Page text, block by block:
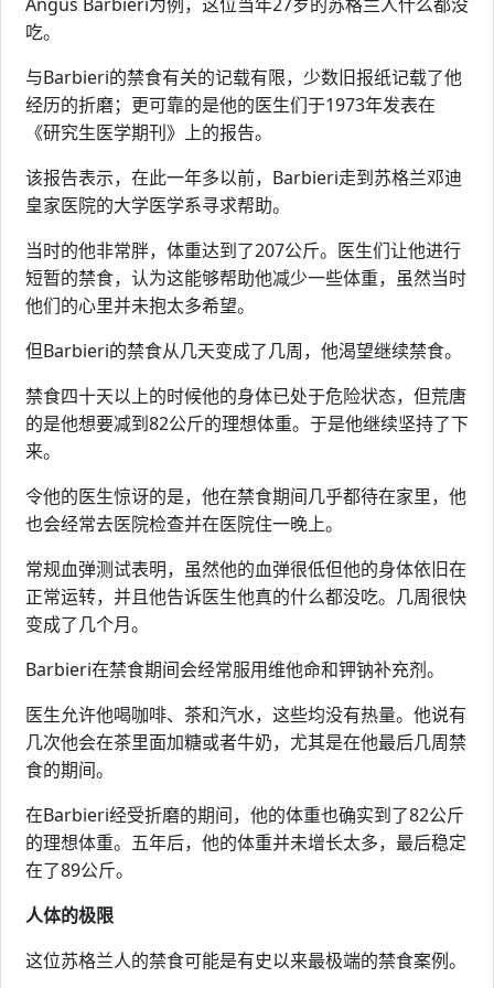
吃。
与Barbieri的禁食有关的记载有限，少数旧报纸记载了他
经历的折磨；更可靠的是他的医生们于1973年发表在
《研究生医学期刊》上的报告。
该报告表示，在此一年多以前，Barbieri走到苏格兰邓迪
皇家医院的大学医学系寻求帮助。
当时的他非常胖，体重达到了207公斤。医生们让他进行
短暂的禁食，认为这能够帮助他减少一些体重，虽然当时
他们的心里并未抱太多希望。
但Barbieri的禁食从几天变成了几周，他渴望继续禁食。
禁食四十天以上的时候他的身体已处于危险状态，但荒唐
的是他想要减到82公斤的理想体重。于是他继续坚持了下
来。
令他的医生惊讶的是，他在禁食期间几乎都待在家里，他
也会经常去医院检查并在医院住一晚上。
常规血弹测试表明，虽然他的血弹很低但他的身体依旧在
正常运转，并且他告诉医生他真的什么都没吃。几周很快
变成了几个月。
Barbieri在禁食期间会经常服用维他命和钾钠补充剂。
医生允许他喝咖啡、茶和汽水，这些均没有热量。他说有
几次他会在茶里面加糖或者牛奶，尤其是在他最后几周禁
食的期间。
在Barbieri经受折磨的期间，他的体重也确实到了82公斤
的理想体重。五年后，他的体重并未增长太多，最后稳定
在了89公斤。
人体的极限
这位苏格兰人的禁食可能是有史以来最极端的禁食案例。